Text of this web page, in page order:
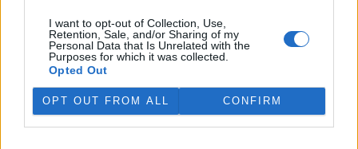
I want to opt-out of Collection, Use,
Retention, Sale, and/or Sharing of my
Personal Data that Is Unrelated with the
Purposes for which it was collected.
Opted Out
OPT OUT FROM ALL CONFIRM
vyzývají návštěvníky Krkonoš,
aby ihned hlásili jakýkoli
zárodek možného požáru.
Varovali také před zapalováním svíček u pomníků či božích muk
nebo před používáním přenosných vařičů v přírodě. Riziko vzniku
požárů v příštích dnech poroste, řekl ČTK mluvčí Správy KRNAP
Radek Drahný. Podle meteorologů přichází další vlna veder, od
čtvrtka se budou teploty blížit 40 stupňům Celsia. Teplo bude i na